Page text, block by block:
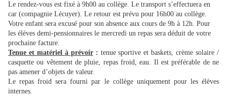
Le rendez-vous est fixé à 9h00 au collège. Le transport s’effectuera en
car (compagnie Lécuyer). Le retour est prévu pour 16h00 au collège.
Votre enfant sera excusé pour son absence aux cours de 9h à 12h. Pour
les élèves demi-pensionnaires le mercredi un repas sera déduit de votre
prochaine facture.
Tenue et matériel à prévoir: tenue sportive et baskets, crème solaire /
casquette ou vêtement de pluie, repas froid, eau. Il est préférable de ne
pas amener d’objets de valeur.
Le repas froid sera fourni par le collège uniquement pour les élèves
internes.